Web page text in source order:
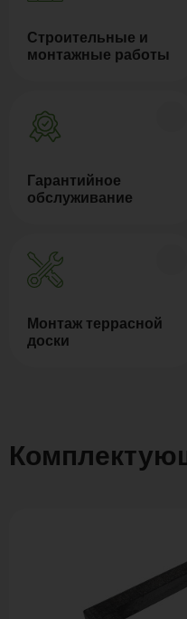
Строительные и
монтажные работы
Гарантийное
обслуживание
Монтаж террасной
доски